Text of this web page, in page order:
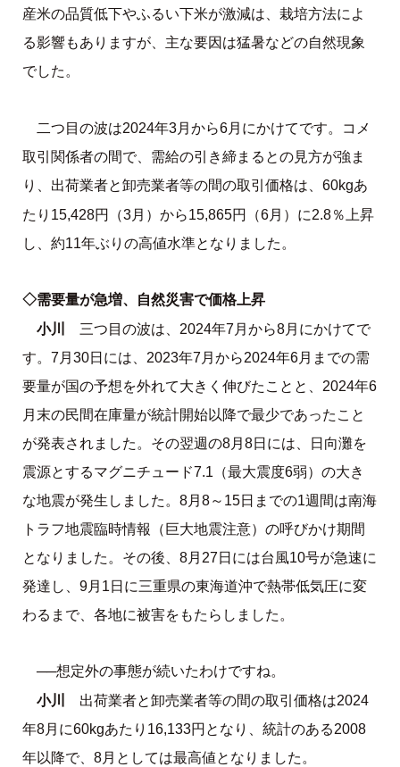
産米の品質低下やふるい下米が激減は、栽培方法によ
る影響もありますが、主な要因は猛暑などの自然現象
でした。
二つ目の波は2024年3月から6月にかけてです。コメ
取引関係者の間で、需給の引き締まるとの見方が強ま
り、出荷業者と卸売業者等の間の取引価格は、60kgあ
たり15,428円（3月）から15,865円（6月）に2.8％上昇
し、約11年ぶりの高値水準となりました。
◇需要量が急増、自然災害で価格上昇
小川
三つ目の波は、2024年7月から8月にかけてで
す。7月30日には、2023年7月から2024年6月までの需
要量が国の予想を外れて大きく伸びたことと、2024年6
月末の民間在庫量が統計開始以降で最少であったこと
が発表されました。その翌週の8月8日には、日向灘を
震源とするマグニチュード7.1（最大震度6弱）の大き
な地震が発生しました。8月8～15日までの1週間は南海
トラフ地震臨時情報（巨大地震注意）の呼びかけ期間
となりました。その後、8月27日には台風10号が急速に
発達し、9月1日に三重県の東海道沖で熱帯低気圧に変
わるまで、各地に被害をもたらしました。
──想定外の事態が続いたわけですね。
小川
出荷業者と卸売業者等の間の取引価格は2024
年8月に60kgあたり16,133円となり、統計のある2008
年以降で、8月としては最高値となりました。